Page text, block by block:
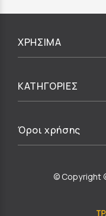
ΧΡΗΣΙΜΑ
ΚΑΤΗΓΟΡΙΕΣ
Όροι χρήσης
© Copyright